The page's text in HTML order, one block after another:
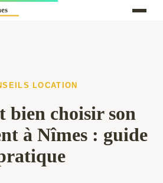
LOCATION
bien choisir son
à Nîmes : guide